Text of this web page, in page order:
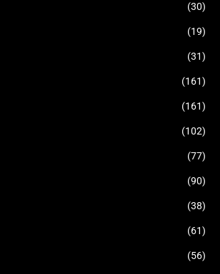
(30)
(19)
(31)
(161)
(161)
(102)
(77)
(90)
(38)
(61)
(56)